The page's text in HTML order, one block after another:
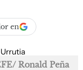
en
Ronald Peña